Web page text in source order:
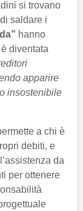
si trovano
saldare i
hanno
è diventata
apparire
insostenibile
a chi è
debiti, e
da
per ottenere